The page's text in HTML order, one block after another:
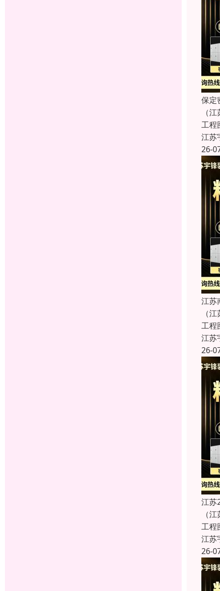
保定
（
工程
江苏
26-
江苏
（
工程
江苏
26-
江苏
（
工程
江苏
26-